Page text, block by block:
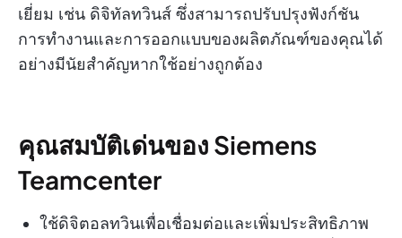
เยี่ยม เช่น ดิจิทัลทวินส์ ซึ่งสามารถปรับปรุงฟังก์ชัน
การทำงานและการออกแบบของผลิตภัณฑ์ของคุณได้
อย่างมีนัยสำคัญหากใช้อย่างถูกต้อง
คุณสมบัติเด่นของ Siemens
Teamcenter
ใช้ดิจิตอลทวินเพื่อเชื่อมต่อและเพิ่มประสิทธิภาพ